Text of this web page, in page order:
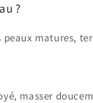
?
peaux matures,
masser